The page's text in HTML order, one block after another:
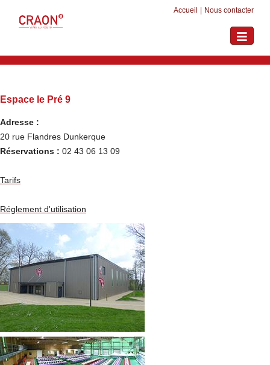
Accueil Nous contacter
Toggle
Espace le Pré 9
Adresse :
20 rue Flandres Dunkerque
Réservations : 02 43 06 13 09
Tarifs
Réglement d'utilisation